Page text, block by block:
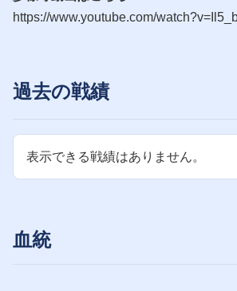
https://www.youtube.com/
過去の戦績
表示できる戦績はありません。
血統